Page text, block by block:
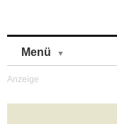
Menü